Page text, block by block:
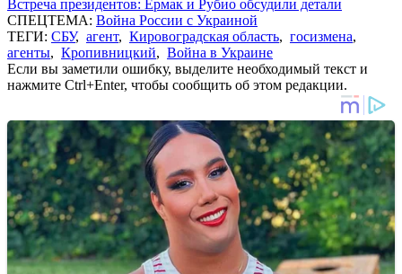
Встреча президентов: Ермак и Рубио обсудили детали
СПЕЦТЕМА: Война России с Украиной
ТЕГИ: СБУ, агент, Кировоградская область, госизмена,
агенты, Кропивницкий, Война в Украине
Если вы заметили ошибку, выделите необходимый текст и
нажмите Ctrl+Enter, чтобы сообщить об этом редакции.